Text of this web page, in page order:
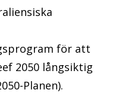
för att
2050 långsiktig
Planen).